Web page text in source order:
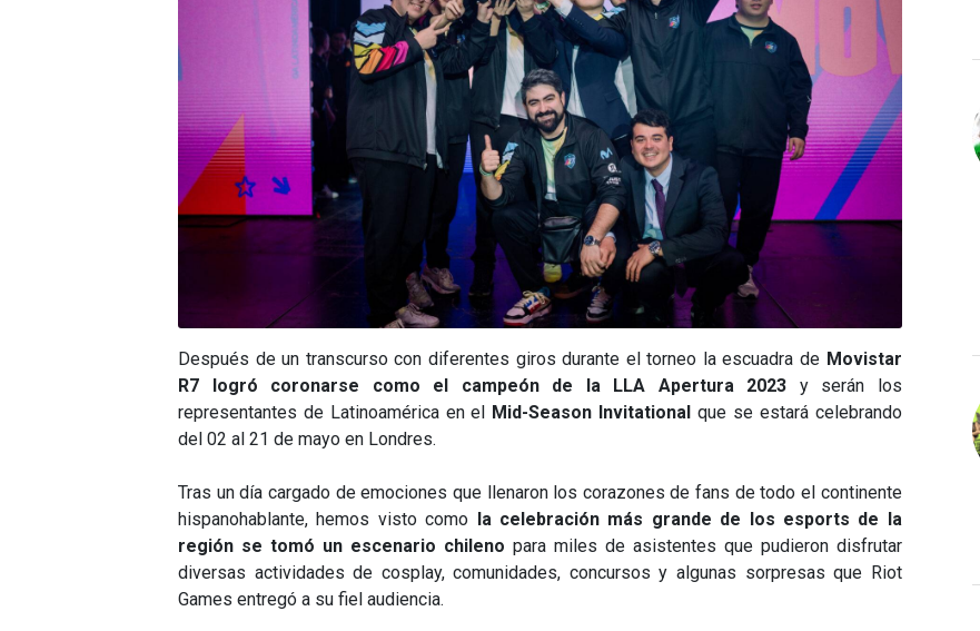
Después de un transcurso con diferentes giros durante el torneo la escuadra de Movistar
R7 logró coronarse como el campeón de la LLA Apertura 2023 y serán los
representantes de Latinoamérica en el Mid-Season Invitationalque se estará celebrando
del 02 al 21 de mayo en Londres.
Tras un día cargado de emociones que llenaron los corazones de fans de todo el continente
hispanohablante, hemos visto como la celebración más grande de los esports de la
región se tomó un escenario chileno para miles de asistentes que pudieron disfrutar
diversas actividades de cosplay, comunidades, concursos y algunas sorpresas que Riot
Games entregó a su fiel audiencia.